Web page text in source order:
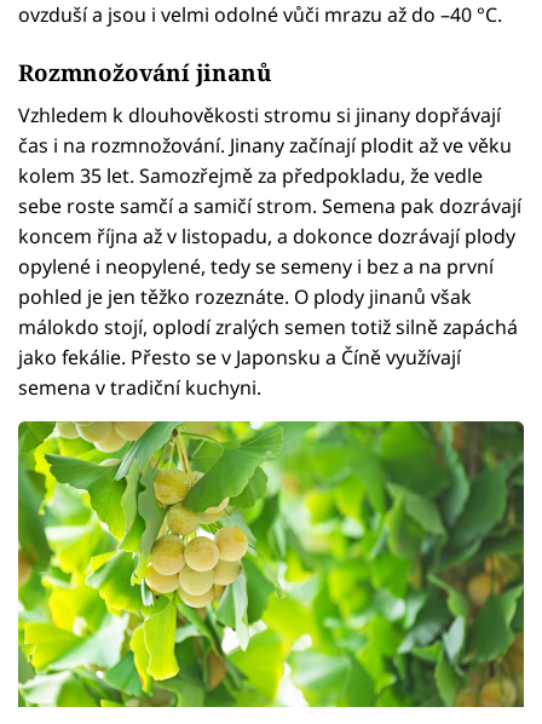
ovzduší a jsou i velmi odolné vůči mrazu až do –40 °C.
Rozmnožování jinanů
Vzhledem k dlouhověkosti stromu si jinany dopřávají
čas i na rozmnožování. Jinany začínají plodit až ve věku
kolem 35 let. Samozřejmě za předpokladu, že vedle
sebe roste samčí a samičí strom. Semena pak dozrávají
koncem října až v listopadu, a dokonce dozrávají plody
opylené i neopylené, tedy se semeny i bez a na první
pohled je jen těžko rozeznáte. O plody jinanů však
málokdo stojí, oplodí zralých semen totiž silně zapáchá
jako fekálie. Přesto se v Japonsku a Číně využívají
semena v tradiční kuchyni.